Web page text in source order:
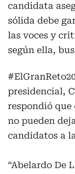
candidata
sólida debe
las voces y
según ella,
presidencial,
respondió que
no pueden
candidatos a
“Abelardo De